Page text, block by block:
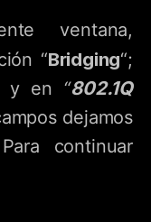
ventana,
“Bridging“;
y en “802.1Q
dejamos
continuar